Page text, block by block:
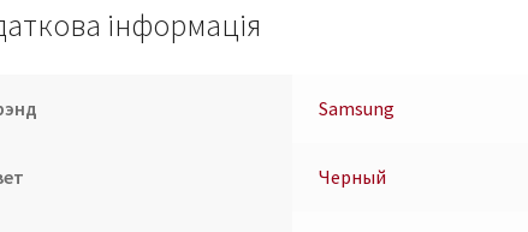
інформація
Samsung
Черный